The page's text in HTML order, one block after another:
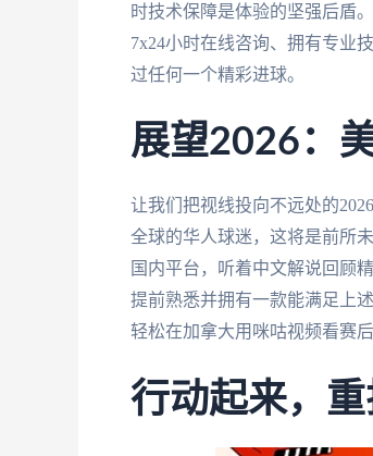
时技术保障是体验的坚强后盾
7x24小时在线咨询、拥有专业
过任何一个精彩进球。
展望2026：
让我们把视线投向不远处的
全球的华人球迷，这将是前所
国内平台，听着中文解说回顾
提前熟悉并拥有一款能满足上
轻松在加拿大用咪咕视频看赛
行动起来，